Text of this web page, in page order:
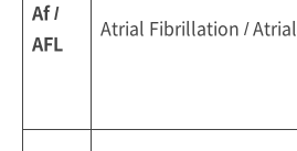
Af /
AFL
Atrial Fibrillation /